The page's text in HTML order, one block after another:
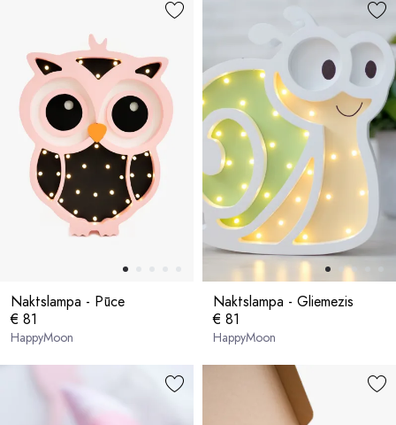
Naktslampa - Pūce
€ 81
HappyMoon
Naktslampa - Gliemezis
€ 81
HappyMoon